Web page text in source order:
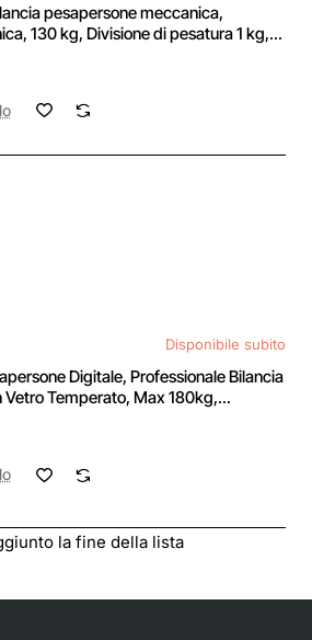
pesapersone meccanica,
130 kg, Divisione di pesatura 1 kg,
lettura, Design vintage, Grigio
Disponibile subito
Digitale, Professionale Bilancia
Temperato, Max 180kg,
Persona con App, Elis 1 - 280mm/11"
la fine della lista